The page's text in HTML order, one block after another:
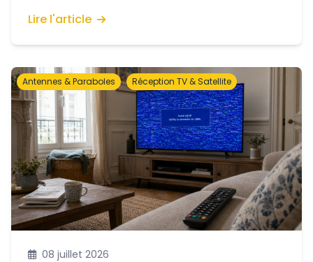
varier le prix d'une installation d'antenne ou de
parabole.
Lire l'article
Antennes & Paraboles Réception TV & Satellite
08 juillet 2026